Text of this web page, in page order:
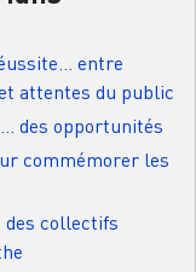
entre
attentes du public
des opportunités
commémorer les
des collectifs